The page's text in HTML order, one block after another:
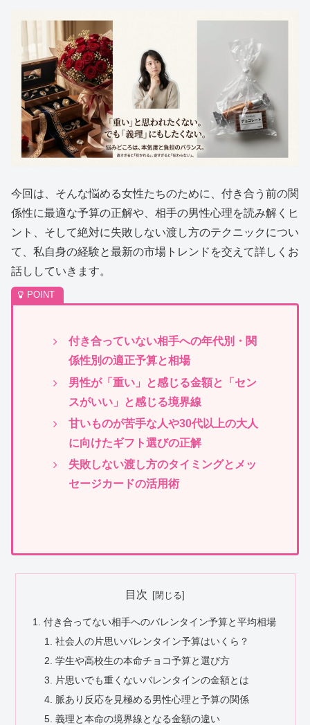
今回は、そんな悩める女性たちのために、付き合う前の関
係性に最適な予算の正解や、相手の男性心理を読み解くヒ
ント、そして絶対に失敗しない渡し方のテクニックについ
て、私自身の経験と最新の市場トレンドを交えて詳しくお
話ししていきます。
付き合っていない相手への年代別・関
係性別の適正予算と相場
男性が「重い」と感じる金額と「セン
スがいい」と感じる境界線
甘いものが苦手な人や30代以上の大人
に向けたギフト選びの正解
失敗しない渡し方のタイミングとメッ
セージカードの活用術
目次
付き合ってない相手へのバレンタイン予算と平均相場
社会人の片思いバレンタイン予算はいくら？
学生や高校生の本命チョコ予算と選び方
片思いでも重くないバレンタインの金額とは
脈あり反応を見極める男性心理と予算の関係
義理と本命の境界線となる金額の違い